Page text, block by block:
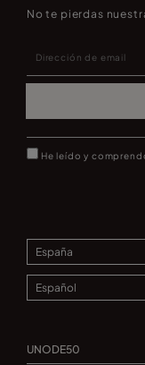
No te pierdas
He leído y
UNODE50